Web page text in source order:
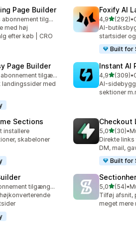
Page Builder
Gratis abonnement tilgængeligt
med høj
efter køb | CRO
Foxify AI
4,9ud af 5
(292)
292 •
AI-
startsider
Built for
Page Builder
Gratis abonnement tilgængeligt
med
Instant AI
4,9ud af 5
(309)
309 •
AI-
sektioner
Sections
installere
skabeloner
Checkout
5,0ud af 5
(30)
30 •
Direkte links
DM, mail,
Built for
Gratis abonnement tilgængeligt
5,0ud af 5
(54)
54 •
Tilføj afsnit,
meget mere